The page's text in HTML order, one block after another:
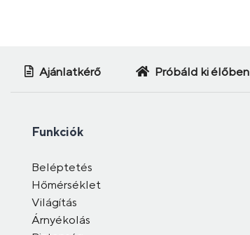
Ajánlatkérő Próbáld ki élőben
Funkciók
Beléptetés
Hőmérséklet
Világítás
Árnyékolás